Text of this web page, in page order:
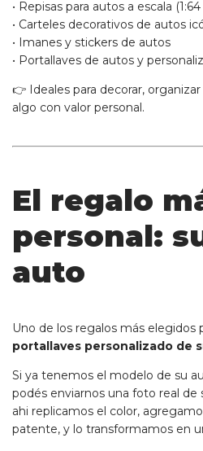
• Repisas para autos a escala
• Carteles decorativos de autos
• Imanes y stickers de autos
• Portallaves de autos y
👉 Ideales para decorar,
algo con valor personal.
El regalo
personal:
auto
Uno de los regalos más elegidos
portallaves personalizado de
Si ya tenemos el modelo de su
podés enviarnos una foto real de
ahi replicamos el color,
patente, y lo transformamos en